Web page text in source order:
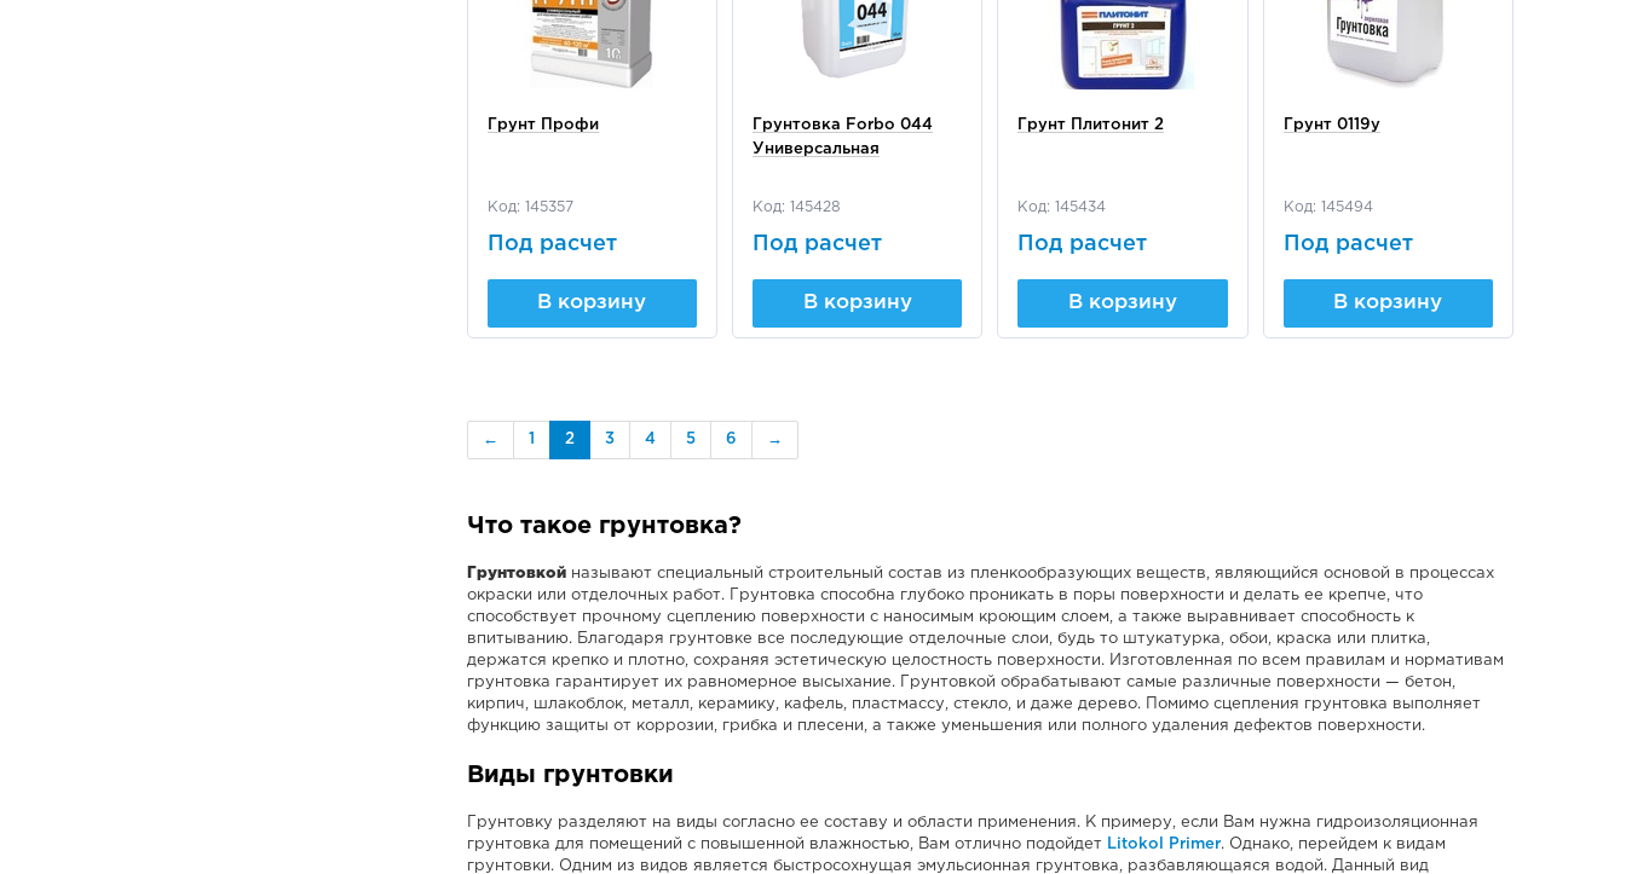
Грунт Профи
Код: 145357
Под расчет
В корзину
Грунтовка Forbo 044
Универсальная
Код: 145428
Под расчет
В корзину
Грунт Плитонит 2
Код: 145434
Под расчет
В корзину
Грунт 0119у
Код: 145494
Под расчет
В корзину
← 2 3 4 5 6 →
Что такое грунтовка?
Грунтовкойназывают специальный строительный состав из пленкообразующих веществ, являющийся основой в процессах
окраски или отделочных работ. Грунтовка способна глубоко проникать в поры поверхности и делать ее крепче, что
способствует прочному сцеплению поверхности с наносимым кроющим слоем, а также выравнивает способность к
впитыванию. Благодаря грунтовке все последующие отделочные слои, будь то штукатурка, обои, краска или плитка,
держатся крепко и плотно, сохраняя эстетическую целостность поверхности. Изготовленная по всем правилам и нормативам
грунтовка гарантирует их равномерное высыхание. Грунтовкой обрабатывают самые различные поверхности — бетон,
кирпич, шлакоблок, металл, керамику, кафель, пластмассу, стекло, и даже дерево. Помимо сцепления грунтовка выполняет
функцию защиты от коррозии, грибка и плесени, а также уменьшения или полного удаления дефектов поверхности.
Виды грунтовки
Грунтовку разделяют на виды согласно ее составу и области применения. К примеру, если Вам нужна гидроизоляционная
грунтовка для помещений с повышенной влажностью, Вам отлично подойдет Litokol Primer. Однако, перейдем к видам
грунтовки. Одним из видов является быстросохнущая эмульсионная грунтовка, разбавляющаяся водой. Данный вид